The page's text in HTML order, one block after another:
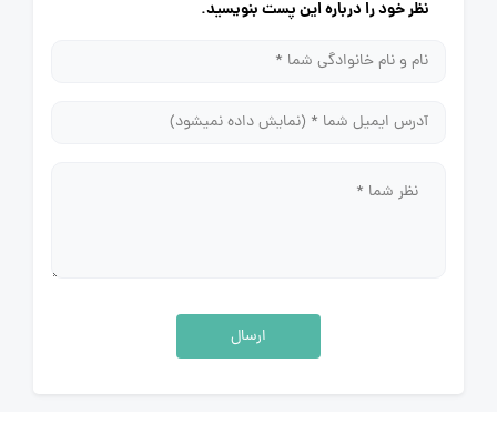
نظر خود را درباره این پست بنویسید.
ارسال